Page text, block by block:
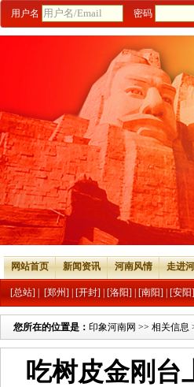
用户名 密码
网站首页 新闻资讯 河南风情 走进
[总站] [郑州] [开封] [洛阳] [南阳] [安阳]
您所在的位置是： 印象河南网 >> 相关信息
吃树皮金刚台